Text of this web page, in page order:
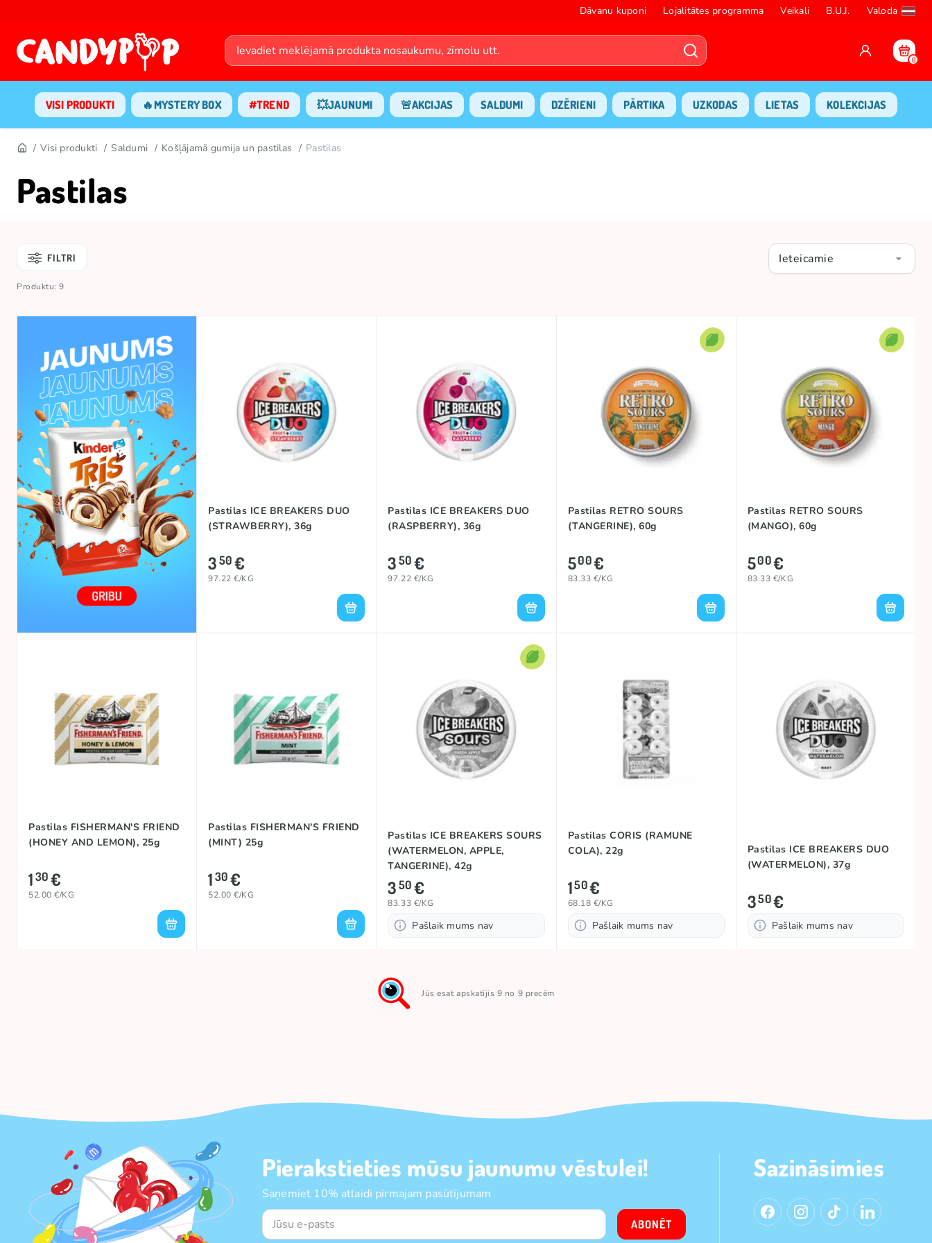
Dāvanu kuponi Lojalitātes programma Veikali B.U.J. Valoda
0
VISI PRODUKTI 🔥MYSTERY BOX #TREND 💥JAUNUMI 🚨AKCIJAS SALDUMI DZĒRIENI PĀRTIKA UZKODAS LIETAS KOLEKCIJAS
Visi produkti Saldumi Košļājamā gumija un pastilas Pastilas
Pastilas
FILTRI Ieteicamie
Produktu: 9
Pastilas ICE BREAKERS DUO
(STRAWBERRY), 36g
350€
97.22 €/KG
Pastilas ICE BREAKERS DUO
(RASPBERRY), 36g
350€
97.22 €/KG
Pastilas RETRO SOURS
(TANGERINE), 60g
500€
83.33 €/KG
Pastilas RETRO SOURS
(MANGO), 60g
500€
83.33 €/KG
Pastilas FISHERMAN'S FRIEND
(HONEY AND LEMON), 25g
130€
52.00 €/KG
Pastilas FISHERMAN'S FRIEND
(MINT) 25g
130€
52.00 €/KG
Pastilas ICE BREAKERS SOURS
(WATERMELON, APPLE,
TANGERINE), 42g
350€
83.33 €/KG
Pašlaik mums nav
Pastilas CORIS (RAMUNE
COLA), 22g
150€
68.18 €/KG
Pašlaik mums nav
Pastilas ICE BREAKERS DUO
(WATERMELON), 37g
350€
Pašlaik mums nav
Jūs esat apskatījis 9 no 9 precēm
Pierakstieties mūsu jaunumu vēstulei!
Saņemiet 10% atlaidi pirmajam pasūtījumam
ABONĒT
Sazināsimies